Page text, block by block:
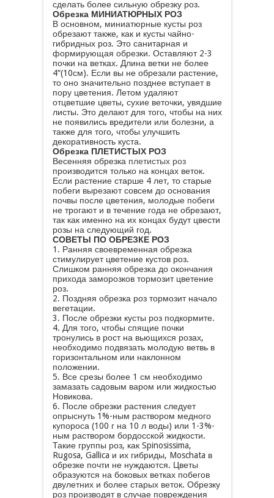
сделать более сильную обрезку роз.
Обрезка МИНИАТЮРНЫХ РОЗ
В основном, миниатюрные кусты роз
обрезают также, как и кусты чайно-
гибридных роз. Это санитарная и
формирующая обрезки. Оставляют 2-3
почки на ветках. Длина ветки не более
4″(10см). Если вы не обрезали растение,
то оно значительно позднее вступает в
пору цветения. Летом удаляют
отцветшие цветы, сухие веточки, увядшие
листы. Это делают для того, чтобы на них
не появились вредители или болезни, а
также для того, чтобы улучшить
декоративность куста.
Обрезка ПЛЕТИСТЫХ РОЗ
Весенняя обрезка плетистых роз
производится только на концах веток.
Если растение старше 4 лет, то старые
побеги вырезают совсем до основания
почвы после цветения, молодые побеги
не трогают и в течение года не обрезают,
так как именно на их концах будут цвести
розы на следующий год.
СОВЕТЫ ПО ОБРЕЗКЕ РОЗ
1. Ранняя своевременная обрезка
стимулирует цветение кустов роз.
Слишком ранняя обрезка до окончания
прихода заморозков тормозит цветение
роз.
2. Поздняя обрезка роз тормозит начало
вегетации.
3. После обрезки кусты роз подкормите.
4. Для того, чтобы спящие почки
тронулись в рост на вьющихся розах,
необходимо подвязать молодую ветвь в
горизонтальном или наклонном
положении.
5. Все срезы более 1 см необходимо
замазать садовым варом или жидкостью
Новикова.
6. После обрезки растения следует
опрыснуть 1%-ным раствором медного
купороса (100 г на 10 л воды) или 1-3%-
ным раствором бордосской жидкости.
Такие группы роз, как Spinosissima,
Rugosa, Gallica и их гибриды, Moschata в
обрезке почти не нуждаются. Цветы
образуются на боковых ветках побегов
двулетних и более старых веток. Обрезку
роз производят в случае повреждения